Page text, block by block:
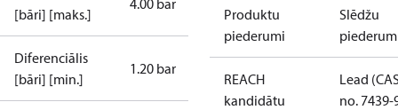
[bāri] [maks.]
4.00 bar
Diferenciālis
[bāri] [min.]
1.20 bar
Produktu
piederumi
Slēdžu
REACH
kandidātu
Lead
no. 7439-